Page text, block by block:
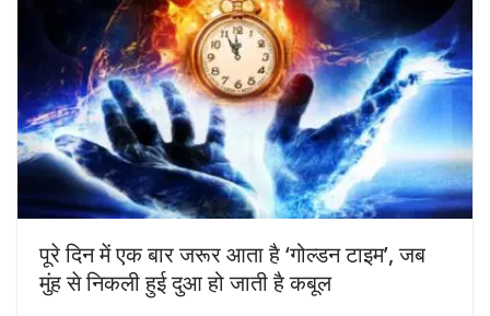
पूरे दिन में एक बार जरूर आता है ‘गोल्डन टाइम’, जब
मुंह से निकली हुई दुआ हो जाती है कबूल